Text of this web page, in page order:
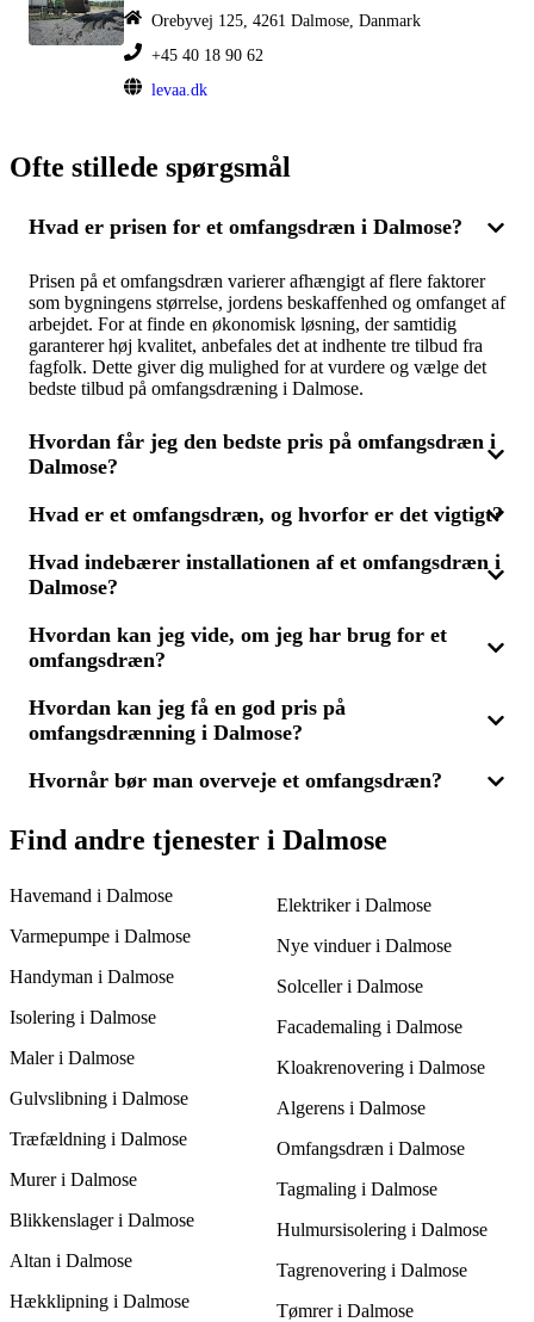
Orebyvej 125, 4261 Dalmose, Danmark
+45 40 18 90 62
levaa.dk
Ofte stillede spørgsmål
Hvad er prisen for et omfangsdræn i Dalmose?
Prisen på et omfangsdræn varierer afhængigt af flere faktorer
som bygningens størrelse, jordens beskaffenhed og omfanget af
arbejdet. For at finde en økonomisk løsning, der samtidig
garanterer høj kvalitet, anbefales det at indhente tre tilbud fra
fagfolk. Dette giver dig mulighed for at vurdere og vælge det
bedste tilbud på omfangsdræning i Dalmose.
Hvordan får jeg den bedste pris på omfangsdræn i
Dalmose?
For at sikre dig den mest konkurrencedygtige pris på
leverandører. Ved at skaffe tre tilbud, kan du sammenligne
priser og kvalitet og vælge den løsning, der bedst fugtsikrer dit
fordelagtige – det handler om at finde en balance mellem pris
og kvalitet i Dalmose.
Hvad er et omfangsdræn, og hvorfor er det vigtigt?
Et omfangsdræn er et drænsystem, der installeres rundt om
fundamentet på en bygning for at lede vand væk og forebygge
problemer med fugt eller vandindtrængen, kan et omfangsdræn
være den rette løsning for fugtsikring og beskyttelse af din
bolig mod fremtidige skader i Dalmose.
Hvad indebærer installationen af et omfangsdræn i
Dalmose?
Installation af et omfangsdræn begynder med en grundig
vurdering af din ejendoms forhold. Derefter udvikles en plan
optimal vandafledning. Når installationen er færdig, sikrer en
inspektion, at drænet fungerer korrekt og beskytter din ejendom
mod fugt. Det er klogt at få tre tilbud for bedst at vurdere
løsningerne i Dalmose.
Hvordan kan jeg vide, om jeg har brug for et
omfangsdræn?
Hvis du bemærker fugtige kældervægge, muglugt eller vand i
kælderen, kan det være nødvendigt med et omfangsdræn.
bedste løsning for fugtsikring. At sammenligne tre tilbud
Hvordan kan jeg få en god pris på
omfangsdrænning i Dalmose?
For at få en konkurrencedygtig pris på omfangsdrænning bør
tilbud giver dig en klar mulighed for at sammenligne både
priser og kvalitet og sikre dig det bedst mulige valg for din
med fugt og skader.
Hvornår bør man overveje et omfangsdræn?
Et omfangsdræn bør overvejes, hvis der er vedvarende
fugtproblemer i kælderen eller ved fundamentet. Synligt
kontakte en professionel for at vurdere behovet for et
egnede løsning for din ejendom i Dalmose.
Find andre tjenester i Dalmose
Havemand i Dalmose
Varmepumpe i Dalmose
Handyman i Dalmose
Isolering i Dalmose
Maler i Dalmose
Gulvslibning i Dalmose
Træfældning i Dalmose
Murer i Dalmose
Blikkenslager i Dalmose
Altan i Dalmose
Hækklipning i Dalmose
Elektriker i Dalmose
Nye vinduer i Dalmose
Solceller i Dalmose
Facademaling i Dalmose
Kloakrenovering i Dalmose
Algerens i Dalmose
Omfangsdræn i Dalmose
Tagmaling i Dalmose
Hulmursisolering i Dalmose
Tagrenovering i Dalmose
Tømrer i Dalmose